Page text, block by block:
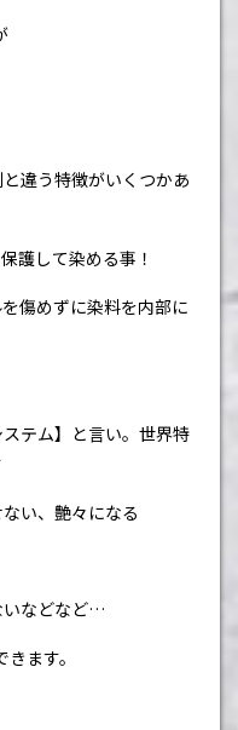
違う特徴がいくつかあ
護して染める事！
傷めずに染料を内部に
ステム】と言い。世界特
い、艶々になる
などなど…
ます。